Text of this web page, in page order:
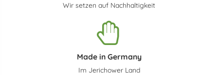
Wir setzen auf Nachhaltigkeit
Made in Germany
Im Jerichower Land